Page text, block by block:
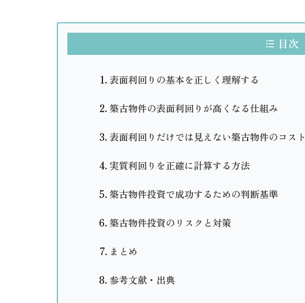
目次
表面利回りの基本を正しく理解する
築古物件の表面利回りが高くなる仕組み
表面利回りだけでは見えない築古物件のコスト
実質利回りを正確に計算する方法
築古物件投資で成功するための判断基準
築古物件投資のリスクと対策
まとめ
参考文献・出典